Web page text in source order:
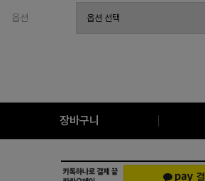
옵션
장바구니